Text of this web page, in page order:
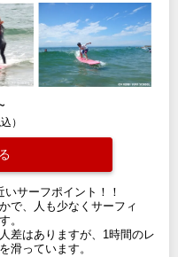
）
サーフポイント！！
で、人も少なくサーフィ
。
差はありますが、1時間のレ
滑っています。